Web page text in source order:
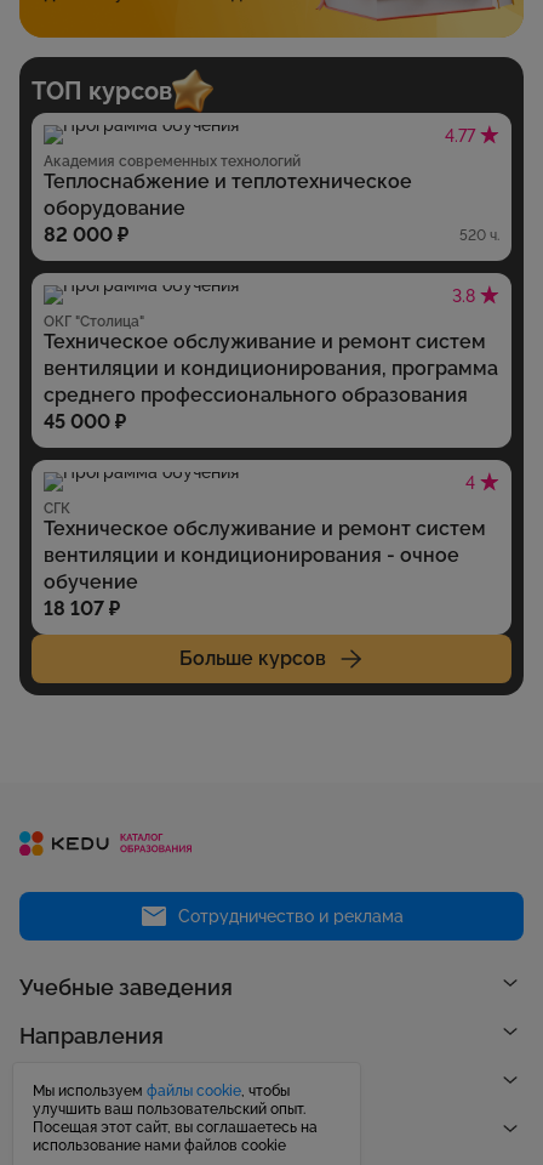
ТОП курсов
4.77
Академия современных технологий
Теплоснабжение и теплотехническое
оборудование
82 000 ₽
520 ч.
3.8
ОКГ "Столица"
Техническое обслуживание и ремонт систем
вентиляции и кондиционирования, программа
среднего профессионального образования
45 000 ₽
4
СГК
Техническое обслуживание и ремонт систем
вентиляции и кондиционирования - очное
обучение
18 107 ₽
Больше курсов
Сотрудничество и реклама
Учебные заведения
Направления
Рейтинги
Публикации
Мы используем файлы cookie, чтобы
улучшить ваш пользовательский опыт.
Посещая этот сайт, вы соглашаетесь на
использование нами файлов cookie